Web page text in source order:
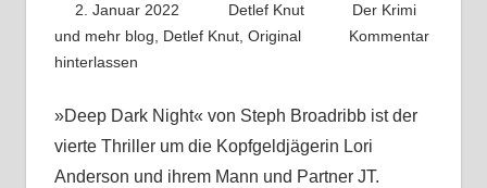
2. Januar 2022 Detlef Knut
Der Krimi
und mehr blog, Detlef Knut, Original
Kommentar
hinterlassen
»Deep Dark Night« von Steph Broadribb ist der
vierte Thriller um die Kopfgeldjägerin Lori
Anderson und ihrem Mann und Partner JT.